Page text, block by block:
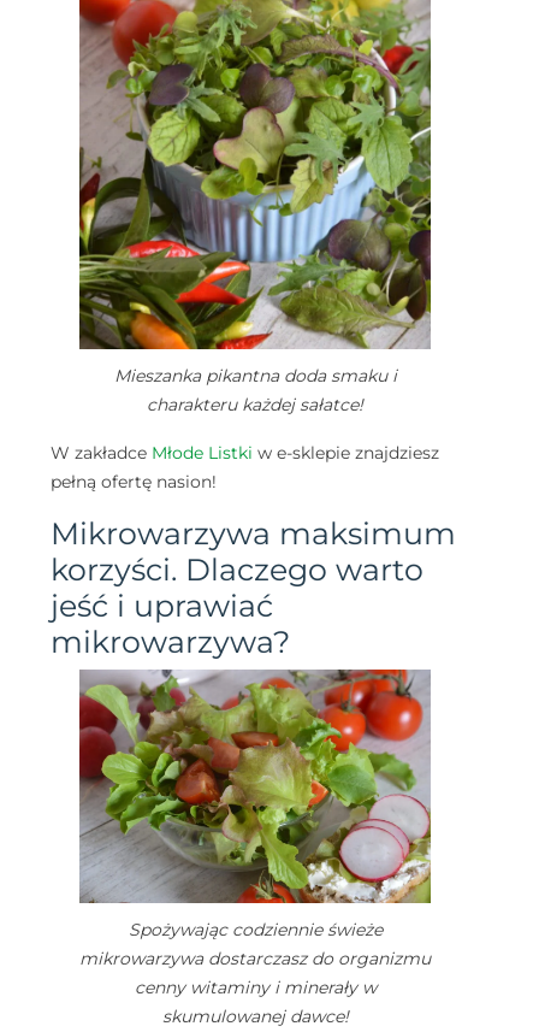
Mieszanka pikantna doda smaku i
charakteru każdej sałatce!
W zakładce Młode Listki w e-sklepie znajdziesz
pełną ofertę nasion!
Mikrowarzywa maksimum
korzyści. Dlaczego warto
jeść i uprawiać
mikrowarzywa?
Spożywając codziennie świeże
mikrowarzywa dostarczasz do organizmu
cenny witaminy i minerały w
skumulowanej dawce!